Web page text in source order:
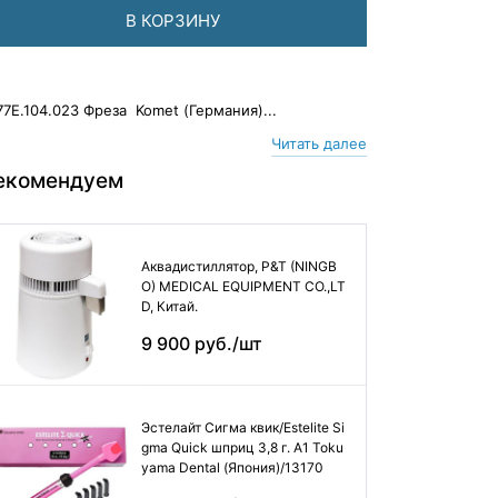
В КОРЗИНУ
Фреза Komet (Германия)...
Читать далее
Аквадистиллятор, P&T (NINGB
O) MEDICAL EQUIPMENT CO.,LT
D, Китай.
9 900 руб./шт
Эстелайт Сигма квик/Estelite Si
gma Quick шприц 3,8 г. А1 Toku
yama Dental (Япония)/13170